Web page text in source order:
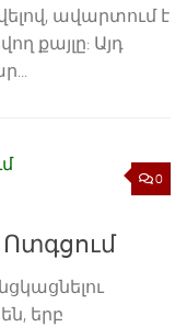
ավարտում է
քայլը: Այդ
0
երբ